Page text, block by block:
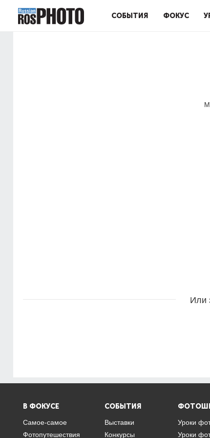
СОБЫТИЯ ФОКУС
Или
В ФОКУСЕ
Самое-самое
Фотопутешествия
СОБЫТИЯ
Выставки
Конкурсы
Уроки
Уроки